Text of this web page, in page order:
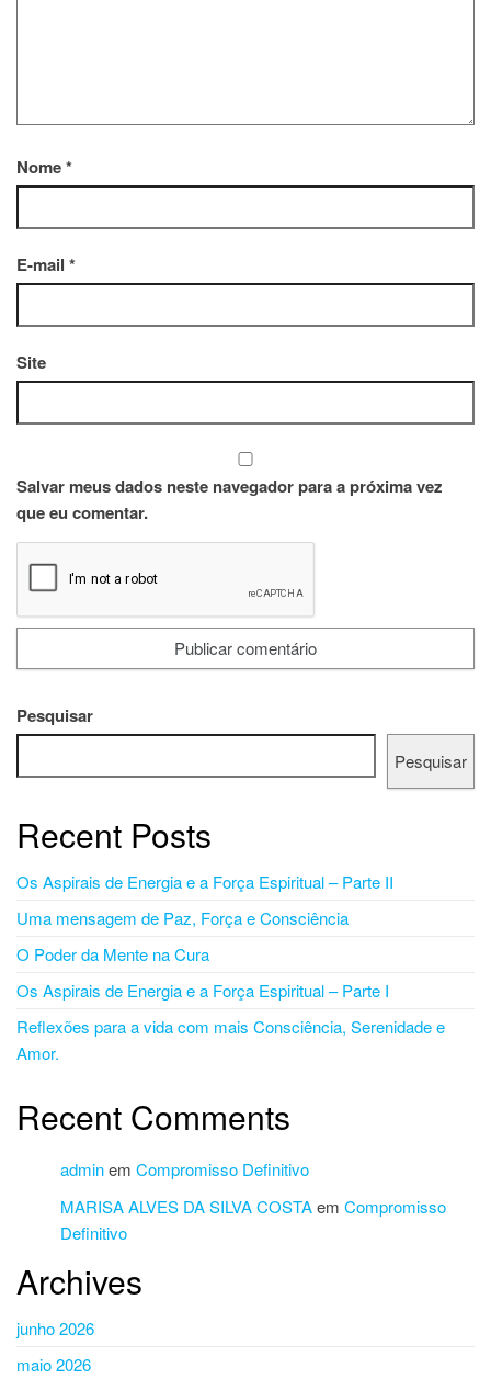
Nome*
E-mail *
Site
Salvar meus dados neste navegador para a próxima vez
que eu comentar.
Pesquisar
Pesquisar
Recent Posts
Os Aspirais de Energia e a Força Espiritual – Parte II
Uma mensagem de Paz, Força e Consciência
O Poder da Mente na Cura
Os Aspirais de Energia e a Força Espiritual – Parte I
Reflexões para a vida com mais Consciência, Serenidade e
Amor.
Recent Comments
adminem Compromisso Definitivo
MARISA ALVES DA SILVA COSTAem Compromisso
Definitivo
Archives
junho 2026
maio 2026